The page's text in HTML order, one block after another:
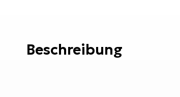
Beschreibung